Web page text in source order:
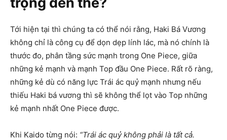
Tới hiện tại thì chúng ta có thể nói rằng, Haki Bá Vương
không chỉ là công cụ để dọn dẹp lính lác, mà nó chính là
thước đo, phân tầng sức mạnh trong One Piece, giữa
những kẻ mạnh và mạnh Top đầu One Piece. Rất rõ ràng,
những kẻ dù có năng lực Trái ác quỷ mạnh nhưng nếu
thiếu Haki bá vương thì sẽ không thể lọt vào Top những
kẻ mạnh nhất One Piece được.
Khi Kaido từng nói: “Trái ác quỷ không phải là tất cả.